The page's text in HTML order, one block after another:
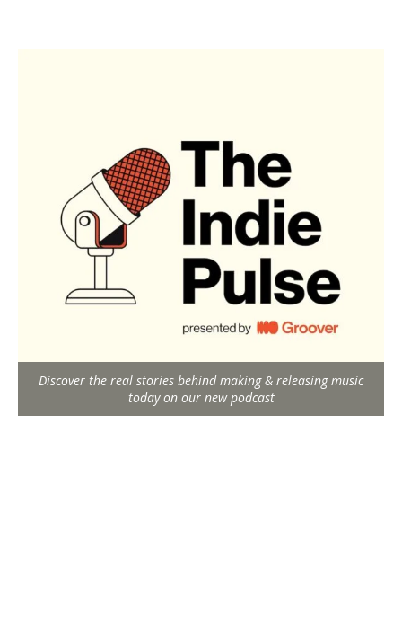
Discover the real stories behind making & releasing music
today on our new podcast